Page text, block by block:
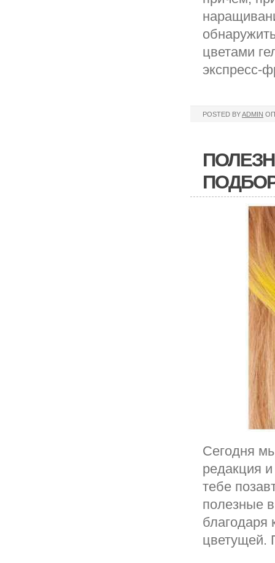
цветами
экспресс-
POSTED BYADMIN
Сегодня
редакция
тебе
полезные
благодаря
цветущей.